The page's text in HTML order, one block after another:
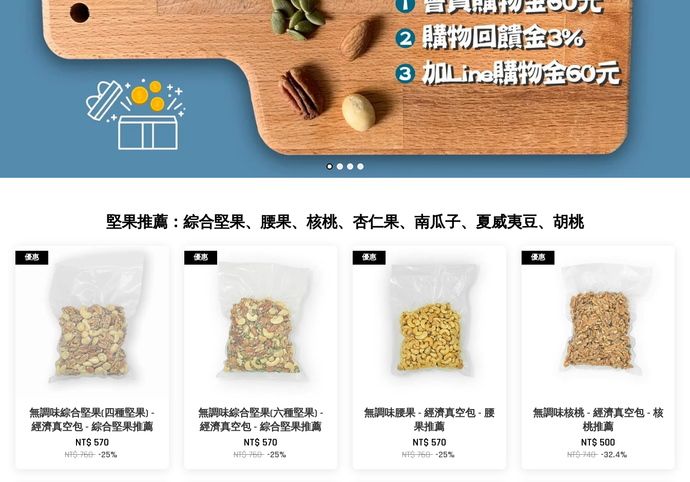
堅果推薦：綜合堅果、腰果、核桃、杏仁果、南瓜子、夏威夷豆、胡桃
優惠
無調味綜合堅果(四種堅果) -
經濟真空包 - 綜合堅果推薦
NT$ 570
NT$ 760 -25%
優惠
無調味綜合堅果(六種堅果) -
經濟真空包 - 綜合堅果推薦
NT$ 570
NT$ 760 -25%
優惠
無調味腰果 - 經濟真空包 - 腰
果推薦
NT$ 570
NT$ 760 -25%
優惠
無調味核桃 - 經濟真空包 - 核
桃推薦
NT$ 500
NT$ 740 -32.4%